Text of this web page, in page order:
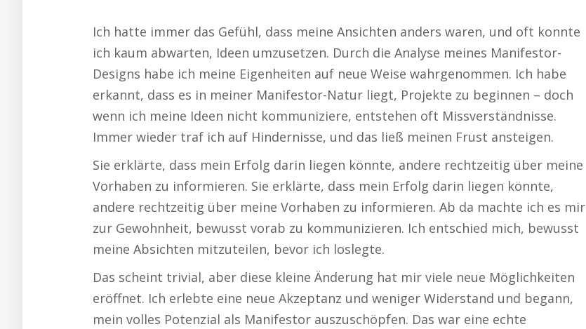
Ich hatte immer das Gefühl, dass meine Ansichten anders waren, und oft konnte
ich kaum abwarten, Ideen umzusetzen. Durch die Analyse meines Manifestor-
Designs habe ich meine Eigenheiten auf neue Weise wahrgenommen. Ich habe
erkannt, dass es in meiner Manifestor-Natur liegt, Projekte zu beginnen – doch
wenn ich meine Ideen nicht kommuniziere, entstehen oft Missverständnisse.
Immer wieder traf ich auf Hindernisse, und das ließ meinen Frust ansteigen.
Sie erklärte, dass mein Erfolg darin liegen könnte, andere rechtzeitig über meine
Vorhaben zu informieren. Sie erklärte, dass mein Erfolg darin liegen könnte,
andere rechtzeitig über meine Vorhaben zu informieren. Ab da machte ich es mir
zur Gewohnheit, bewusst vorab zu kommunizieren. Ich entschied mich, bewusst
meine Absichten mitzuteilen, bevor ich loslegte.
Das scheint trivial, aber diese kleine Änderung hat mir viele neue Möglichkeiten
eröffnet. Ich erlebte eine neue Akzeptanz und weniger Widerstand und begann,
mein volles Potenzial als Manifestor auszuschöpfen. Das war eine echte